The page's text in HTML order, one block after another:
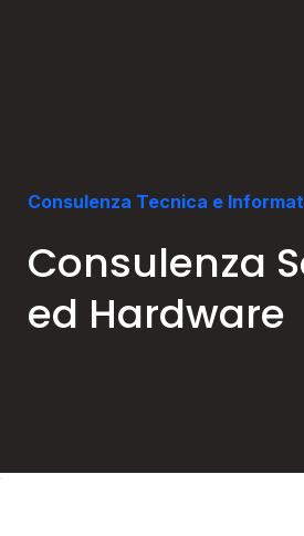
Consulenza Tecnica e
Consulenza
ed Hardware